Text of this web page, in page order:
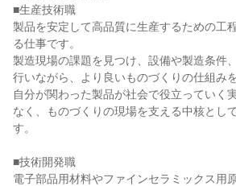
■生産技術職
製品を安定して高品質に生産するための工
る仕事です。
製造現場の課題を見つけ、設備や製造条件
行いながら、より良いものづくりの仕組み
自分が関わった製品が社会で役立っていく
なく、ものづくりの現場を支える中核とし
す。
■技術開発職
電子部品用材料やファインセラミックス用